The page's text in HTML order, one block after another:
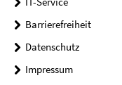
Barrierefreiheit
Datenschutz
Impressum